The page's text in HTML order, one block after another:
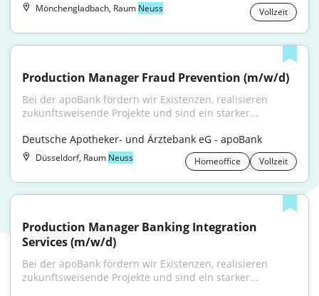
Mönchengladbach, Raum Neuss Vollzeit
Production Manager Fraud Prevention (m/w/d)
Bei der apoBank fördern wir Existenzen, realisieren
zukunftsweisende Projekte und sind ein starker...
Deutsche Apotheker- und Ärztebank eG - apoBank
Düsseldorf, Raum Neuss Homeoffice Vollzeit
Production Manager Banking Integration
Services (m/w/d)
Bei der apoBank fördern wir Existenzen, realisieren
zukunftsweisende Projekte und sind ein starker...